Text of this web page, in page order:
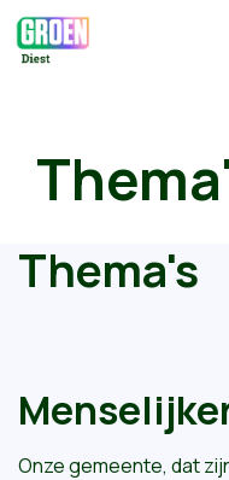
Thema's
Onze gemeente, dat